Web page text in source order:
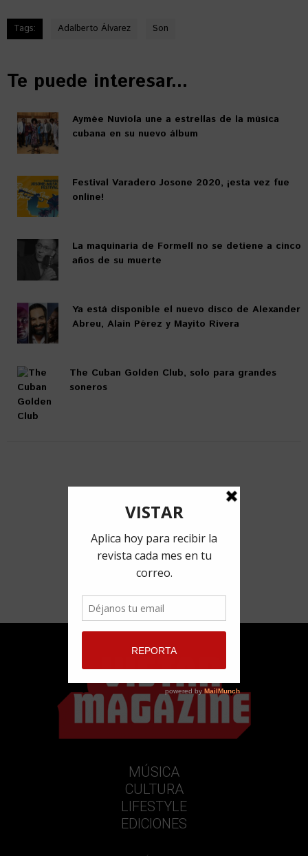
Tags: Adalberto Álvarez Son
Te puede interesar...
Aymée Nuviola une a estrellas de la música
cubana en su nuevo álbum
Festival Varadero Josone 2020, ¡esta vez fue
online!
La maquinaria de Formell no se detiene a cinco
años de su muerte
Ya está disponible el nuevo disco de Alexander
Abreu, Alain Pérez y Mayito Rivera
The Cuban Golden Club, solo para grandes
soneros
MÚSICA
CULTURA
LIFESTYLE
EDICIONES